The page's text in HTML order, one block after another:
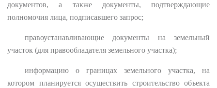
документов, а также документы, подтверждающие
полномочия лица, подписавшего запрос;
правоустанавливающие документы на земельный
участок (для правообладателя земельного участка);
информацию о границах земельного участка, на
котором планируется осуществить строительство объекта